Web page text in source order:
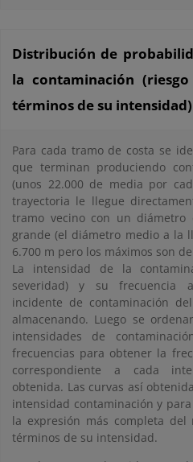
Distribución de
la contaminación
términos de su intensidad)
Para cada tramo de costa se
que terminan produciendo
(unos 22.000 de media por
trayectoria le llegue
tramo vecino con un diámetro
grande (el diámetro medio a la
6.700 m pero los máximos son
La intensidad de la
severidad) y su frecuencia
incidente de contaminación
almacenando. Luego se
intensidades de
frecuencias para obtener la
correspondiente a cada
obtenida. Las curvas así
intensidad contaminación y
la expresión más completa del
términos de su intensidad.